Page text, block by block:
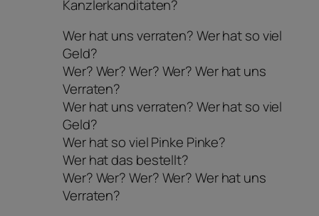
Kanzlerkanditaten?
Wer hat uns verraten? Wer hat so viel
Geld?
Wer? Wer? Wer? Wer? Wer hat uns
Verraten?
Wer hat uns verraten? Wer hat so viel
Geld?
Wer hat so viel Pinke Pinke?
Wer hat das bestellt?
Wer? Wer? Wer? Wer? Wer hat uns
Verraten?